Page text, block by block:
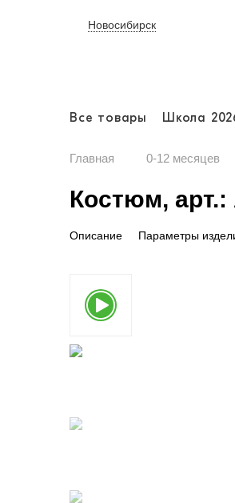
Новосибирск
Все товары Школа
Главная 0-12 месяцев
Костюм, арт.:
Описание Параметры